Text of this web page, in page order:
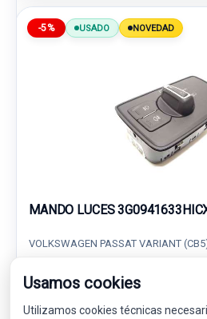
-5% USADO NOVEDAD
MANDO LUCES
VOLKSWAGEN PASSAT VARIANT
27,00 €
31,04 € (IVA incl.)
Usamos cookies
Utilizamos cookies técnicas